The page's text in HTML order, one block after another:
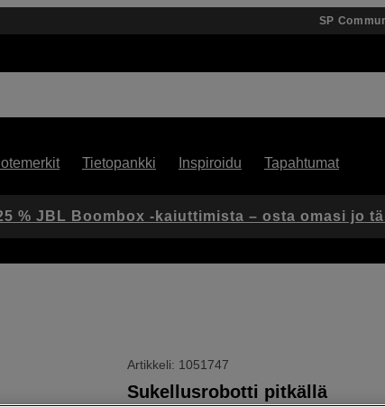
SP
Tietopankki Inspiroidu Tapahtumat
Artikkeli: 1051747
Sukellusrobotti pitkällä
% JBL Boombox -kaiuttimista – osta omasi jo